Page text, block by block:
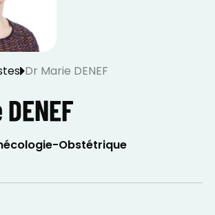
Dr Marie DENEF
Obstétrique